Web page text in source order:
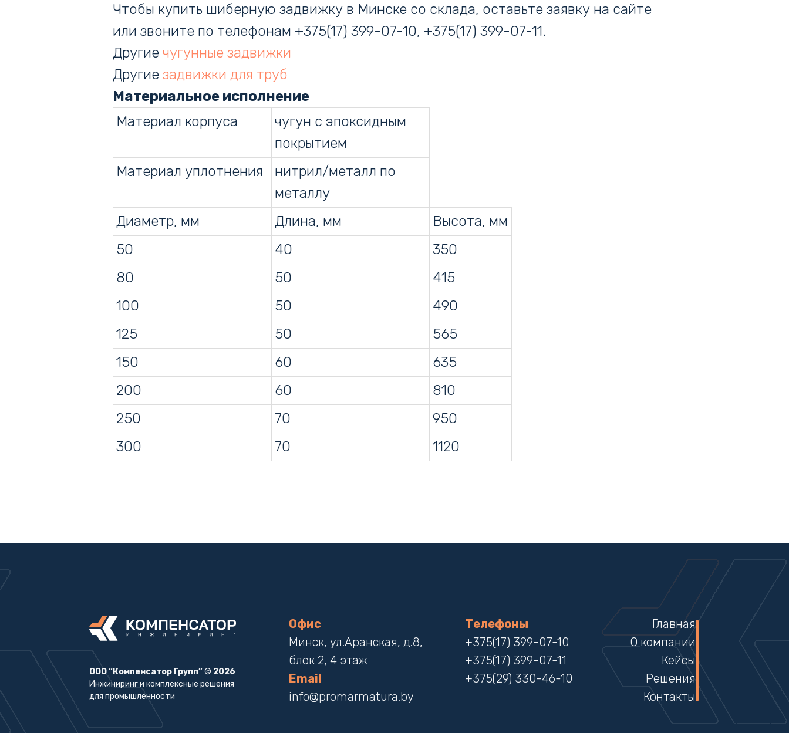
Чтобы купить шиберную задвижку в Минске со склада, оставьте заявку на сайте
или звоните по телефонам +375(17) 399-07-10, +375(17) 399-07-11.
Другие чугунные задвижки
Другие задвижки для труб
Материальное исполнение
Материал корпуса
чугун с эпоксидным
покрытием
Материал уплотнения
нитрил/металл по
металлу
Диаметр, мм
Длина, мм
Высота, мм
50
40
350
80
50
415
100
50
490
125
50
565
150
60
635
200
60
810
250
70
950
300
70 1120
ООО “Компенсатор Групп”© 2026
Инжиниринг и комплексные решения
для промышленности
Офис
Минск, ул.Аранская, д.8,
блок 2, 4 этаж
Email
info@promarmatura.by
Телефоны
+375(17) 399-07-10
+375(17) 399-07-11
+375(29) 330-46-10
Главная
О компании
Кейсы
Решения
Контакты